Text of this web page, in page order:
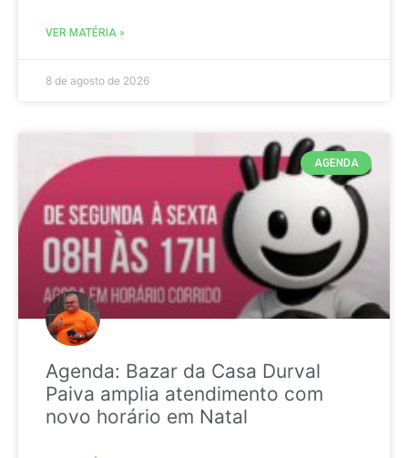
VER MATÉRIA »
8 de agosto de 2026
AGENDA
Agenda: Bazar da Casa Durval
Paiva amplia atendimento com
novo horário em Natal